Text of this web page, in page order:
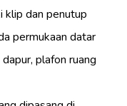
klip dan penutup
permukaan datar
plafon ruang